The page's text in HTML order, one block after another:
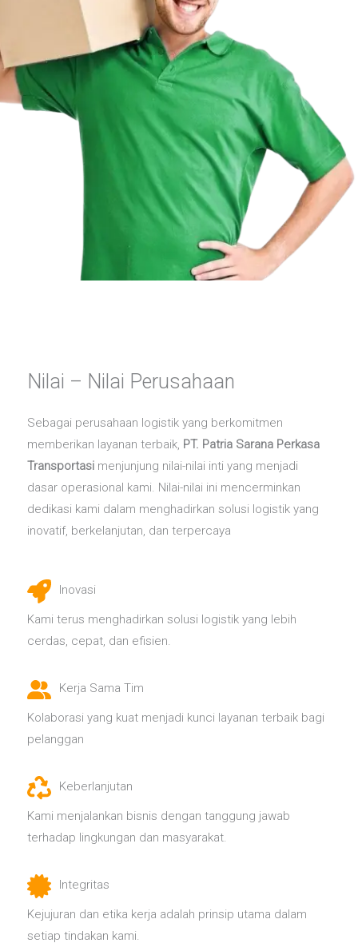
Nilai – Nilai Perusahaan
Sebagai perusahaan logistik yang berkomitmen
memberikan layanan terbaik, PT. Patria Sarana Perkasa
Transportasi menjunjung nilai-nilai inti yang menjadi
dasar operasional kami. Nilai-nilai ini mencerminkan
dedikasi kami dalam menghadirkan solusi logistik yang
inovatif, berkelanjutan, dan terpercaya
Inovasi
Kami terus menghadirkan solusi logistik yang lebih
cerdas, cepat, dan efisien.
Kerja Sama Tim
Kolaborasi yang kuat menjadi kunci layanan terbaik bagi
pelanggan
Keberlanjutan
Kami menjalankan bisnis dengan tanggung jawab
terhadap lingkungan dan masyarakat.
Integritas
Kejujuran dan etika kerja adalah prinsip utama dalam
setiap tindakan kami.